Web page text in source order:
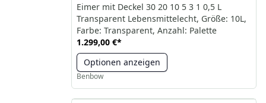
Eimer mit Deckel 30 20 10 5 3 1 0,5 L
Transparent Lebensmittelecht, Größe: 10L,
Farbe: Transparent, Anzahl: Palette
1.299,00 €*
Optionen anzeigen
Benbow